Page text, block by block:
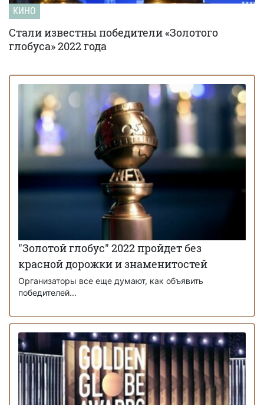
КИНО
Стали известны победители «Золотого
глобуса» 2022 года
"Золотой глобус" 2022 пройдет без
красной дорожки и знаменитостей
Организаторы все еще думают, как объявить
победителей...